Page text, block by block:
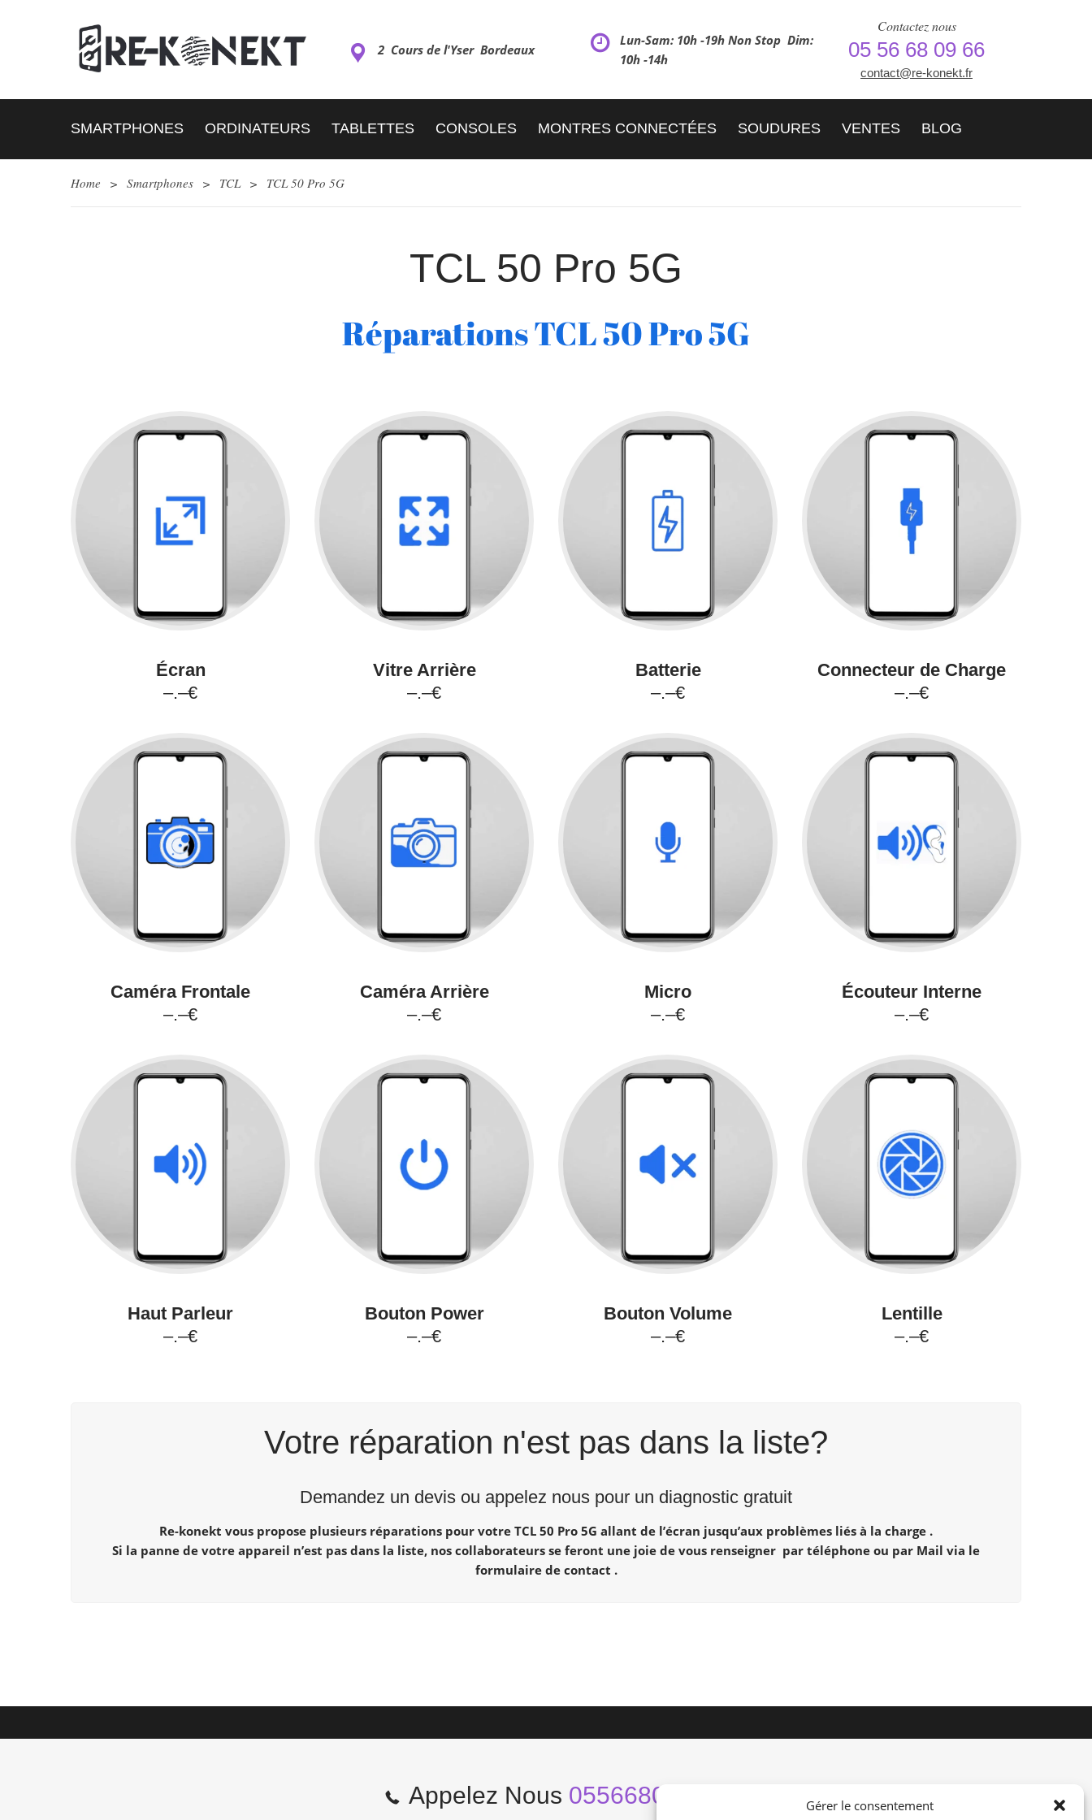
Gérer le consentement
2 Cours de l'Yser Bordeaux
Lun-Sam: 10h -19h Non Stop Dim:
10h -14h
Contactez nous
05 56 68 09 66
contact@re-konekt.fr
SMARTPHONES ORDINATEURS TABLETTES CONSOLES MONTRES CONNECTÉES SOUDURES VENTES BLOG
Home > Smartphones > TCL > TCL 50 Pro 5G
TCL 50 Pro 5G
Réparations TCL 50 Pro 5G
Écran
–.–€
Vitre Arrière
–.–€
Batterie
–.–€
Connecteur de Charge
–.–€
Caméra Frontale
–.–€
Caméra Arrière
–.–€
Micro
–.–€
Écouteur Interne
–.–€
Haut Parleur
–.–€
Bouton Power
–.–€
Bouton Volume
–.–€
Lentille
–.–€
Votre réparation n'est pas dans la liste?
Demandez un devis ou appelez nous pour un diagnostic gratuit
Re-konekt vous propose plusieurs réparations pour votre TCL 50 Pro 5G allant de l’écran jusqu’aux problèmes liés à la charge .
Si la panne de votre appareil n’est pas dans la liste, nos collaborateurs se feront une joie de vous renseigner par téléphone ou par Mail via le
formulaire de contact .
Appelez Nous 0556680966